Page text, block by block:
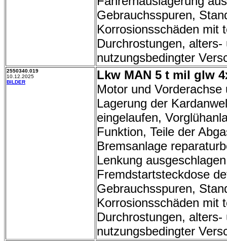
Gebrauchsspuren,
Korrosionsschäden mit
Durchrostungen, alters-
nutzungsbedingter
2550340.019
10.12.2025
BILDER
Lkw MAN 5 t mil glw
Motor und Vorderachse
Lagerung der
eingelaufen,
Funktion, Teile der
Bremsanlage
Lenkung
Fremdstartsteckdose
Gebrauchsspuren,
Korrosionsschäden mit
Durchrostungen, alters-
nutzungsbedingter